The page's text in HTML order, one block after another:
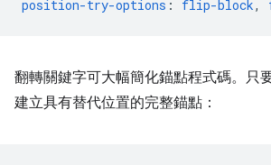
position-try-options : flip-block,
翻轉關鍵字可大幅簡化錨點程式碼。只
建立具有替代位置的完整錨點：